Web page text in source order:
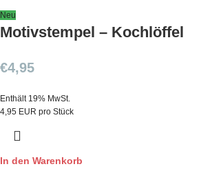
Neu
Motivstempel – Kochlöffel
€4,95
Enthält 19% MwSt.
4,95 EUR pro Stück
In den Warenkorb